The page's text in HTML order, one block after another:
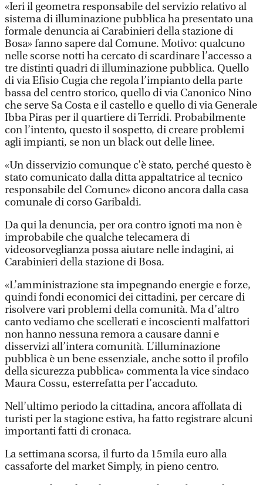
«Ieri il geometra responsabile del servizio relativo al
sistema di illuminazione pubblica ha presentato una
formale denuncia ai Carabinieri della stazione di
Bosa» fanno sapere dal Comune. Motivo: qualcuno
nelle scorse notti ha cercato di scardinare l’accesso a
tre distinti quadri di illuminazione pubblica. Quello
di via Efisio Cugia che regola l’impianto della parte
bassa del centro storico, quello di via Canonico Nino
che serve Sa Costa e il castello e quello di via Generale
Ibba Piras per il quartiere di Terridi. Probabilmente
con l’intento, questo il sospetto, di creare problemi
agli impianti, se non un black out delle linee.
«Un disservizio comunque c’è stato, perché questo è
stato comunicato dalla ditta appaltatrice al tecnico
responsabile del Comune» dicono ancora dalla casa
comunale di corso Garibaldi.
Da qui la denuncia, per ora contro ignoti ma non è
improbabile che qualche telecamera di
videosorveglianza possa aiutare nelle indagini, ai
Carabinieri della stazione di Bosa.
«L’amministrazione sta impegnando energie e forze,
quindi fondi economici dei cittadini, per cercare di
risolvere vari problemi della comunità. Ma d’altro
canto vediamo che scellerati e incoscienti malfattori
non hanno nessuna remora a causare danni e
disservizi all’intera comunità. L’illuminazione
pubblica è un bene essenziale, anche sotto il profilo
della sicurezza pubblica» commenta la vice sindaco
Maura Cossu, esterrefatta per l’accaduto.
Nell’ultimo periodo la cittadina, ancora affollata di
turisti per la stagione estiva, ha fatto registrare alcuni
importanti fatti di cronaca.
La settimana scorsa, il furto da 15mila euro alla
cassaforte del market Simply, in pieno centro.